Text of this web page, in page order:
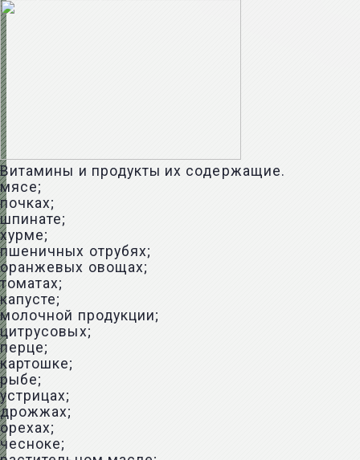
Витамины и продукты их содержащие.
мясе;
почках;
шпинате;
хурме;
пшеничных отрубях;
оранжевых овощах;
томатах;
капусте;
молочной продукции;
цитрусовых;
перце;
картошке;
рыбе;
устрицах;
дрожжах;
орехах;
чесноке;